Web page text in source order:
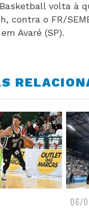
volta à
contra o FR/
Avaré (SP).
06/